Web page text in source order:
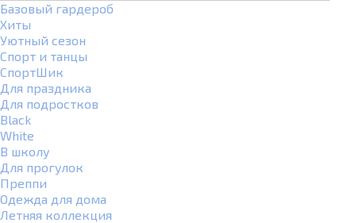
Базовый гардероб
Хиты
Уютный сезон
Спорт и танцы
СпортШик
Для праздника
Для подростков
Black
White
В школу
Для прогулок
Преппи
Одежда для дома
Летняя коллекция